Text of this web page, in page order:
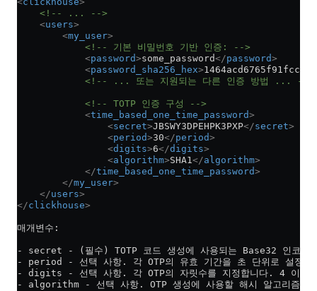
    <!-- ... -->
    <
users>
        <
my_user>
            <!-- 기본 비밀번호 기반 인증: -->
            <
password>some_password</password>
            <
password_sha256_hex>
            <!-- ... 또는 지원되는 다른 인증 방법 ... -->
            <!-- TOTP 인증 구성 -->
            <
time_based_one_time_password>
                <
secret>JBSWY3DPEHPK3PXP</secret>
                <
period>30</period>
                <
digits>6</digits>
                <
algorithm>SHA1</algorithm>
            </
time_based_one_time_password>
        </
my_user>
    </
users>
</clickhouse>
매개변수:
- secret - (필수) TOTP 코드 생성에 사용되는 Base32 인코딩
- period - 선택 사항. 각 OTP의 유효 기간을 초 단위로 설정합
- digits - 선택 사항. 각 OTP의 자릿수를 지정합니다. 4 이상
- algorithm - 선택 사항. OTP 생성에 사용할 해시 알고리즘을